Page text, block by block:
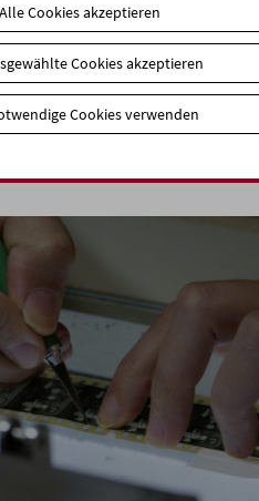
Programm 41-47
Alle Cookies akzeptieren
Cookies akzeptieren
Cookies verwenden